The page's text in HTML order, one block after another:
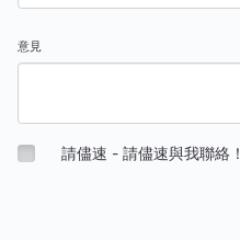
意見
請儘速 - 請儘速與我聯絡！